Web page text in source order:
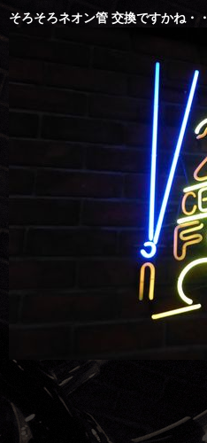
そろそろネオン管 交換ですかね・・